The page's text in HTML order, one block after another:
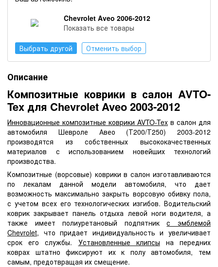
Chevrolet Aveo 2006-2012
Показать все товары
Выбрать другой Отменить выбор
Описание
Композитные коврики в салон AVTO-
Tex для Chevrolet Aveo 2003-2012
Инновационные композитные коврики AVTO-Tex в салон для
автомобиля Шевроле Авео (Т200/Т250) 2003-2012
производятся из собственных высококачественных
материалов с использованием новейших технологий
производства.
Композитные (ворсовые) коврики в салон изготавливаются
по лекалам данной модели автомобиля, что дает
возможность максимально закрыть ворсовую обивку пола,
с учетом всех его технологических изгибов. Водительский
коврик закрывает панель отдыха левой ноги водителя, а
также имеет полиуретановый подпятникс эмблемой
Chevrolet, что придает индивидуальность и увеличивает
срок его службы. Установленные клипсы на передних
коврах штатно фиксируют их к полу автомобиля, тем
самым, предотвращая их смещение.